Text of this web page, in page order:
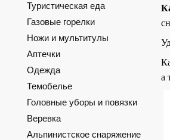
а
Туристическая еда
Газовые горелки
Ножи и мультитулы
Аптечки
Одежда
Темобелье
Головные уборы и повязки
Веревка
Альпинистское снаряжение